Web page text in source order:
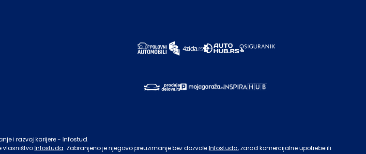
i razvoj karijere - Infostud.
vlasništvoInfostuda. Zabranjeno je njegovo preuzimanje bez dozvoleInfostuda, zarad komercijalne upotrebe ili